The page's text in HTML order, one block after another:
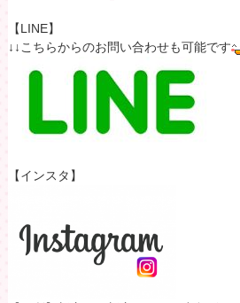
【LINE】
↓↓こちらからのお問い合わせも可能です
【インスタ】